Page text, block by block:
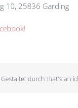
10, 25836 Garding
Gestaltet durch that's an